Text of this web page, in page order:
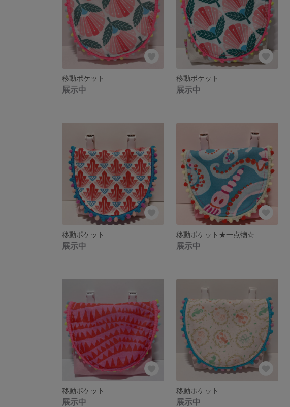
移動ポケット
展示中
移動ポケット
展示中
移動ポケット
展示中
移動ポケット★一点物☆
展示中
移動ポケット
展示中
移動ポケット
展示中